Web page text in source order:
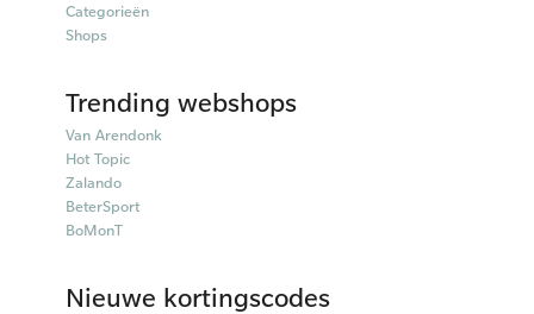
Categorieën
Shops
Trending webshops
Van Arendonk
Hot Topic
Zalando
BeterSport
BoMonT
Nieuwe kortingscodes